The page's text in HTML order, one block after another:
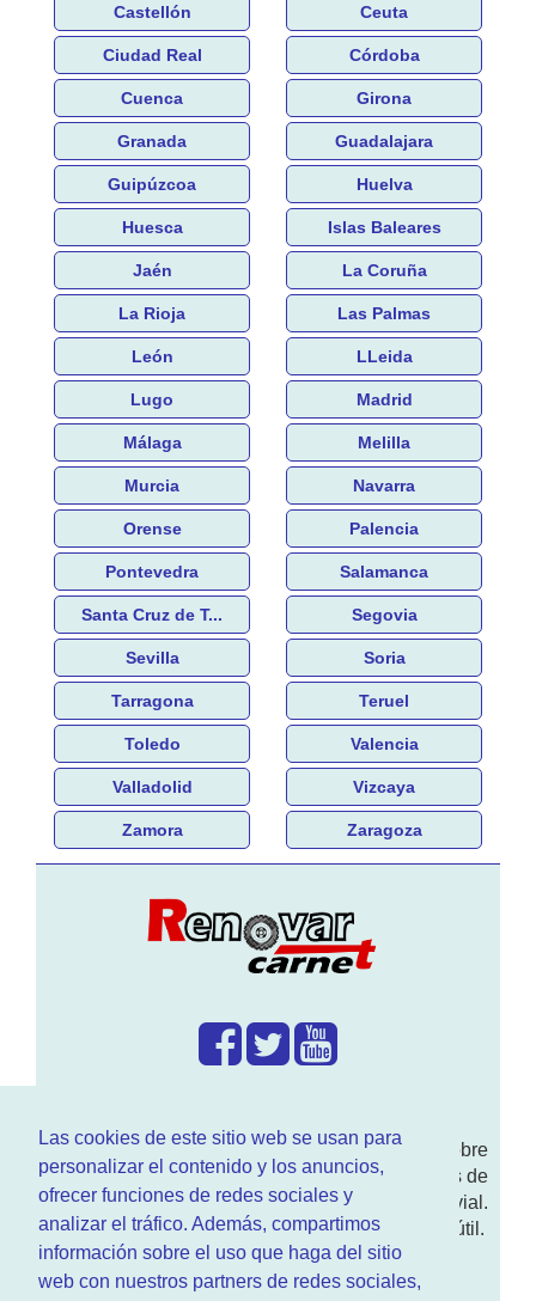
Las cookies de este sitio web se usan para
personalizar el contenido y los anuncios,
ofrecer funciones de redes sociales y
analizar el tráfico. Además, compartimos
información sobre el uso que haga del sitio
web con nuestros partners de redes sociales,
Castellón Ceuta
Ciudad Real Córdoba
Cuenca Girona
Granada Guadalajara
Guipúzcoa Huelva
Huesca Islas Baleares
Jaén La Coruña
La Rioja Las Palmas
León LLeida
Lugo Madrid
Málaga Melilla
Murcia Navarra
Orense Palencia
Pontevedra Salamanca
Santa Cruz de T... Segovia
Sevilla Soria
Tarragona Teruel
Toledo Valencia
Valladolid Vizcaya
Zamora Zaragoza
Enwww.RenovarCarnet.comTe contamos sobre
larenovación del permisode conducir, noticias de
actualidad motor y sobre todo seguridad vial.
Ademas tenemos todo tipo de información DGT útil.
¿Quienes somos?